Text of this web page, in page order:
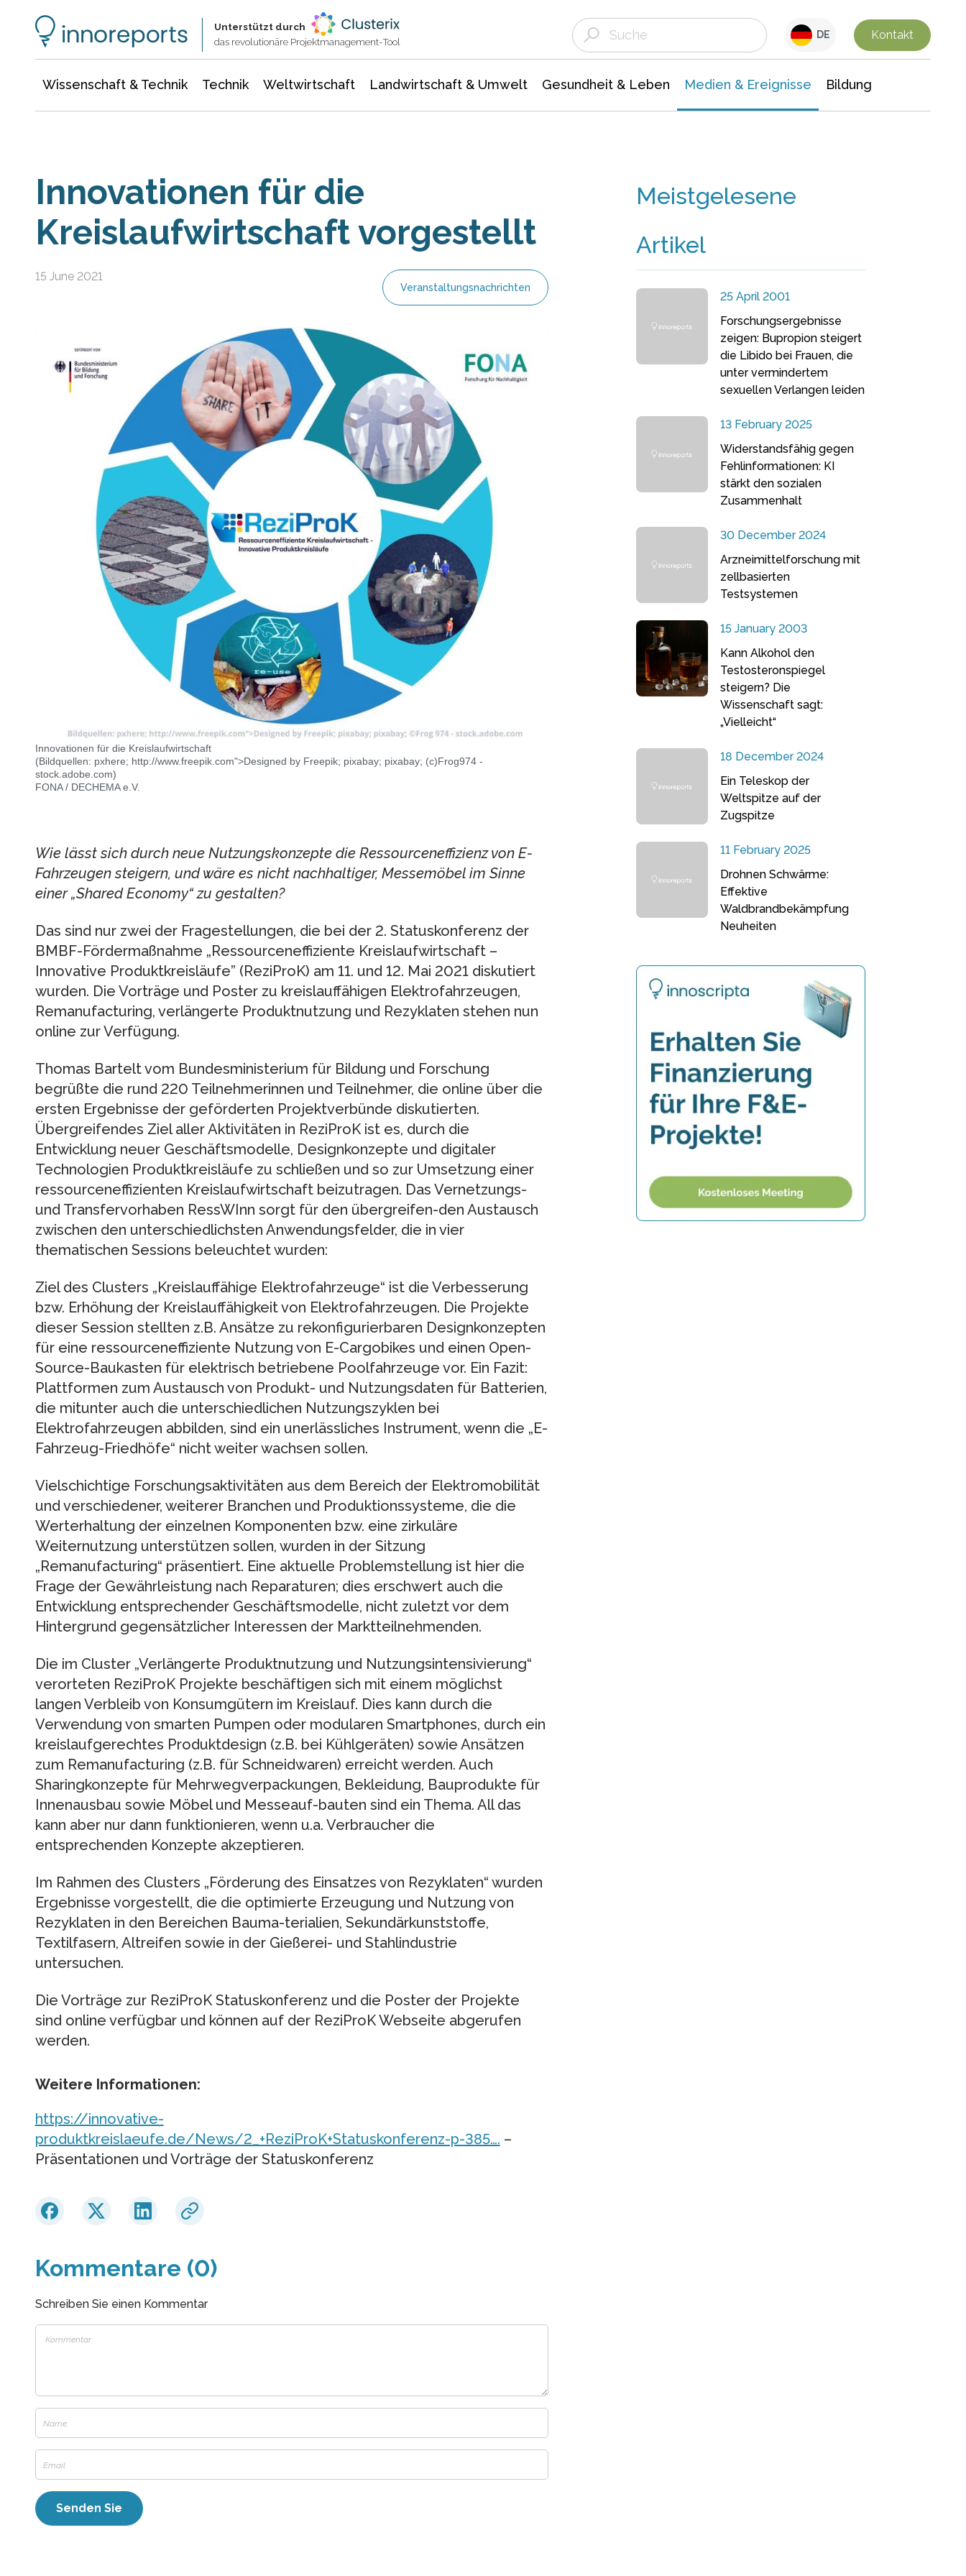
Unterstützt durch
das revolutionäre Projektmanagement-Tool
DE Kontakt
Wissenschaft & Technik Technik Weltwirtschaft Landwirtschaft & Umwelt Gesundheit & Leben Medien & Ereignisse Bildung
Innovationen für die
Kreislaufwirtschaft vorgestellt
15 June 2021
Veranstaltungsnachrichten
Innovationen für die Kreislaufwirtschaft
(Bildquellen: pxhere; http://www.freepik.com">Designed by Freepik; pixabay; pixabay; (c)Frog974 -
stock.adobe.com)
FONA / DECHEMA e.V.
Wie lässt sich durch neue Nutzungskonzepte die Ressourceneffizienz von E-
Fahrzeugen steigern, und wäre es nicht nachhaltiger, Messemöbel im Sinne
einer „Shared Economy“ zu gestalten?
Das sind nur zwei der Fragestellungen, die bei der 2. Statuskonferenz der
BMBF-Fördermaßnahme „Ressourceneffiziente Kreislaufwirtschaft –
Innovative Produktkreisläufe” (ReziProK) am 11. und 12. Mai 2021 diskutiert
wurden. Die Vorträge und Poster zu kreislauffähigen Elektrofahrzeugen,
Remanufacturing, verlängerte Produktnutzung und Rezyklaten stehen nun
online zur Verfügung.
Thomas Bartelt vom Bundesministerium für Bildung und Forschung
begrüßte die rund 220 Teilnehmerinnen und Teilnehmer, die online über die
ersten Ergebnisse der geförderten Projektverbünde diskutierten.
Übergreifendes Ziel aller Aktivitäten in ReziProK ist es, durch die
Entwicklung neuer Geschäftsmodelle, Designkonzepte und digitaler
Technologien Produktkreisläufe zu schließen und so zur Umsetzung einer
ressourceneffizienten Kreislaufwirtschaft beizutragen. Das Vernetzungs-
und Transfervorhaben RessWInn sorgt für den übergreifen-den Austausch
zwischen den unterschiedlichsten Anwendungsfelder, die in vier
thematischen Sessions beleuchtet wurden:
Ziel des Clusters „Kreislauffähige Elektrofahrzeuge“ ist die Verbesserung
bzw. Erhöhung der Kreislauffähigkeit von Elektrofahrzeugen. Die Projekte
dieser Session stellten z.B. Ansätze zu rekonfigurierbaren Designkonzepten
für eine ressourceneffiziente Nutzung von E-Cargobikes und einen Open-
Source-Baukasten für elektrisch betriebene Poolfahrzeuge vor. Ein Fazit:
Plattformen zum Austausch von Produkt- und Nutzungsdaten für Batterien,
die mitunter auch die unterschiedlichen Nutzungszyklen bei
Elektrofahrzeugen abbilden, sind ein unerlässliches Instrument, wenn die „E-
Fahrzeug-Friedhöfe“ nicht weiter wachsen sollen.
Vielschichtige Forschungsaktivitäten aus dem Bereich der Elektromobilität
und verschiedener, weiterer Branchen und Produktionssysteme, die die
Werterhaltung der einzelnen Komponenten bzw. eine zirkuläre
Weiternutzung unterstützen sollen, wurden in der Sitzung
„Remanufacturing“ präsentiert. Eine aktuelle Problemstellung ist hier die
Frage der Gewährleistung nach Reparaturen; dies erschwert auch die
Entwicklung entsprechender Geschäftsmodelle, nicht zuletzt vor dem
Hintergrund gegensätzlicher Interessen der Marktteilnehmenden.
Die im Cluster „Verlängerte Produktnutzung und Nutzungsintensivierung“
verorteten ReziProK Projekte beschäftigen sich mit einem möglichst
langen Verbleib von Konsumgütern im Kreislauf. Dies kann durch die
Verwendung von smarten Pumpen oder modularen Smartphones, durch ein
kreislaufgerechtes Produktdesign (z.B. bei Kühlgeräten) sowie Ansätzen
zum Remanufacturing (z.B. für Schneidwaren) erreicht werden. Auch
Sharingkonzepte für Mehrwegverpackungen, Bekleidung, Bauprodukte für
Innenausbau sowie Möbel und Messeauf-bauten sind ein Thema. All das
kann aber nur dann funktionieren, wenn u.a. Verbraucher die
entsprechenden Konzepte akzeptieren.
Im Rahmen des Clusters „Förderung des Einsatzes von Rezyklaten“ wurden
Ergebnisse vorgestellt, die die optimierte Erzeugung und Nutzung von
Rezyklaten in den Bereichen Bauma-terialien, Sekundärkunststoffe,
Textilfasern, Altreifen sowie in der Gießerei- und Stahlindustrie
untersuchen.
Die Vorträge zur ReziProK Statuskonferenz und die Poster der Projekte
sind online verfügbar und können auf der ReziProK Webseite abgerufen
werden.
Weitere Informationen:
https://innovative-
produktkreislaeufe.de/News/2_+ReziProK+Statuskonferenz-p-385…. –
Präsentationen und Vorträge der Statuskonferenz
Kommentare (0)
Schreiben Sie einen Kommentar
Meistgelesene
Artikel
25 April 2001
Forschungsergebnisse
zeigen: Bupropion steigert
die Libido bei Frauen, die
unter vermindertem
sexuellen Verlangen leiden
13 February 2025
Widerstandsfähig gegen
Fehlinformationen: KI
stärkt den sozialen
Zusammenhalt
30 December 2024
Arzneimittelforschung mit
zellbasierten
Testsystemen
15 January 2003
Kann Alkohol den
Testosteronspiegel
steigern? Die
Wissenschaft sagt:
„Vielleicht“
18 December 2024
Ein Teleskop der
Weltspitze auf der
Zugspitze
11 February 2025
Drohnen Schwärme:
Effektive
Waldbrandbekämpfung
Neuheiten